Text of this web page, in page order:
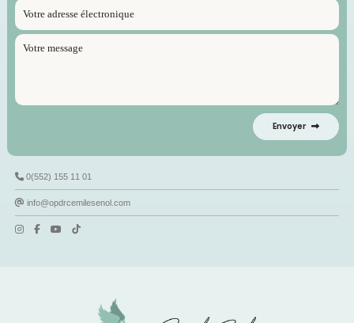
Envoyer
0(552) 155 11 01
info@opdrcemilesenol.com